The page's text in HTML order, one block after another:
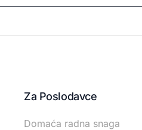
Za Poslodavce
Domaća radna snaga